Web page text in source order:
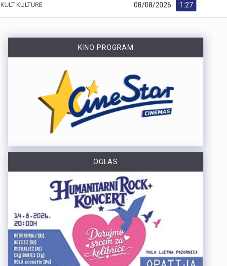
KULT KULTURE 1:27
08/08/2026
KINO PROGRAM
OGLAS